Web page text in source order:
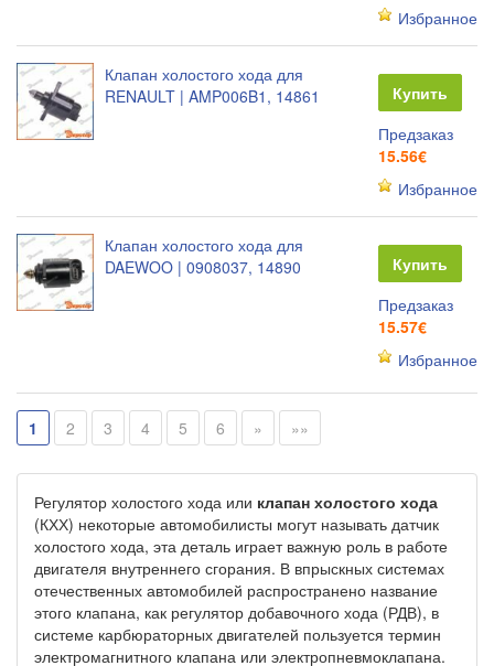
Избранное
Клапан холостого хода для
RENAULT | AMP006B1, 14861
Купить
Предзаказ
15.56€
Избранное
Клапан холостого хода для
DAEWOO | 0908037, 14890
Купить
Предзаказ
15.57€
Избранное
1 2 3 4 5 6 » »»
Регулятор холостого хода или клапан холостого хода
(КХХ) некоторые автомобилисты могут называть датчик
холостого хода, эта деталь играет важную роль в работе
двигателя внутреннего сгорания. В впрыскных системах
отечественных автомобилей распространено название
этого клапана, как регулятор добавочного хода (РДВ), в
системе карбюраторных двигателей пользуется термин
электромагнитного клапана или электропневмоклапана.